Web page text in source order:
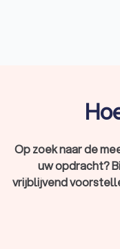
in de gevel
kelder kan
door grondwater
schadelijk voor
schimmels,
Op zoek naar de
uw opdracht?
vrijblijvend